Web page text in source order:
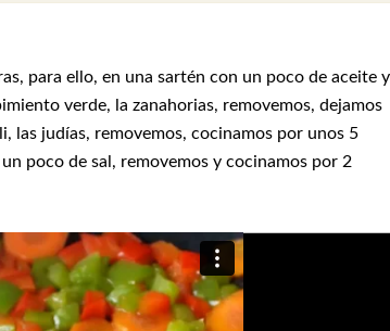
para ello, en una sartén con un poco de aceite
verde, la zanahorias, removemos, dejamos
las judías, removemos, cocinamos por unos 5
poco de sal, removemos y cocinamos por 2